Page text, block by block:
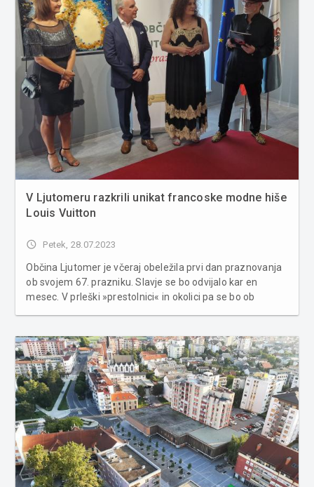
V Ljutomeru razkrili unikat francoske modne hiše
Louis Vuitton
access_time Petek, 28.07.2023
Občina Ljutomer je včeraj obeležila prvi dan praznovanja
ob svojem 67. prazniku. Slavje se bo odvijalo kar en
mesec. V prleški »prestolnici« in okolici pa se bo ob
razkritjem unikat...